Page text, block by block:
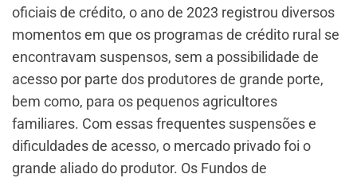
oficiais de crédito, o ano de 2023 registrou diversos
momentos em que os programas de crédito rural se
encontravam suspensos, sem a possibilidade de
acesso por parte dos produtores de grande porte,
bem como, para os pequenos agricultores
familiares. Com essas frequentes suspensões e
dificuldades de acesso, o mercado privado foi o
grande aliado do produtor. Os Fundos de